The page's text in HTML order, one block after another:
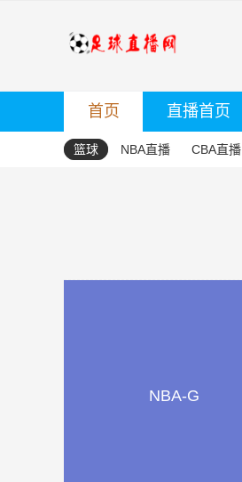
首页 直播首页
篮球 NBA直播 CBA直播
NBA-G